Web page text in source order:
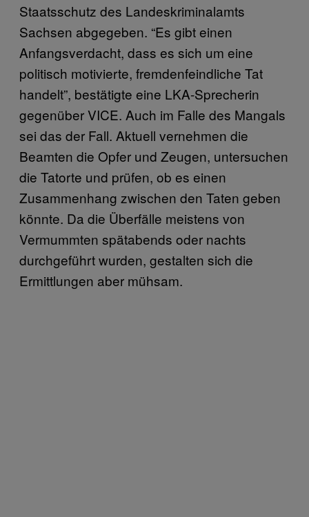
Staatsschutz des Landeskriminalamts
Sachsen abgegeben. “Es gibt einen
Anfangsverdacht, dass es sich um eine
politisch motivierte, fremdenfeindliche Tat
handelt”, bestätigte eine LKA-Sprecherin
gegenüber VICE. Auch im Falle des Mangals
sei das der Fall. Aktuell vernehmen die
Beamten die Opfer und Zeugen, untersuchen
die Tatorte und prüfen, ob es einen
Zusammenhang zwischen den Taten geben
könnte. Da die Überfälle meistens von
Vermummten spätabends oder nachts
durchgeführt wurden, gestalten sich die
Ermittlungen aber mühsam.